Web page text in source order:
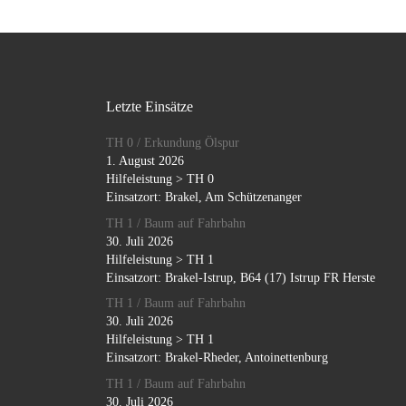
Letzte Einsätze
TH 0 / Erkundung Ölspur
1. August 2026
Hilfeleistung > TH 0
Einsatzort: Brakel, Am Schützenanger
TH 1 / Baum auf Fahrbahn
30. Juli 2026
Hilfeleistung > TH 1
Einsatzort: Brakel-Istrup, B64 (17) Istrup FR Herste
TH 1 / Baum auf Fahrbahn
30. Juli 2026
Hilfeleistung > TH 1
Einsatzort: Brakel-Rheder, Antoinettenburg
TH 1 / Baum auf Fahrbahn
30. Juli 2026